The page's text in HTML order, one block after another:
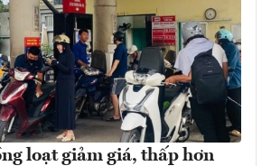
loạt giảm giá, thấp hơn